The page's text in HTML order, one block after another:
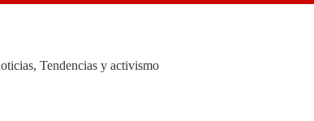
Tendencias y activismo